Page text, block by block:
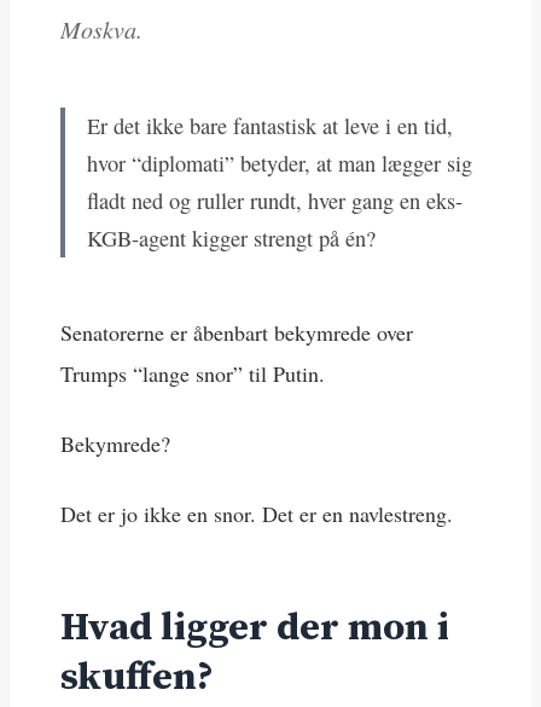
Moskva.
Er det ikke bare fantastisk at leve i en tid,
hvor “diplomati” betyder, at man lægger sig
fladt ned og ruller rundt, hver gang en eks-
KGB-agent kigger strengt på én?
Senatorerne er åbenbart bekymrede over
Trumps “lange snor” til Putin.
Bekymrede?
Det er jo ikke en snor. Det er en navlestreng.
Hvad ligger der mon i
skuffen?